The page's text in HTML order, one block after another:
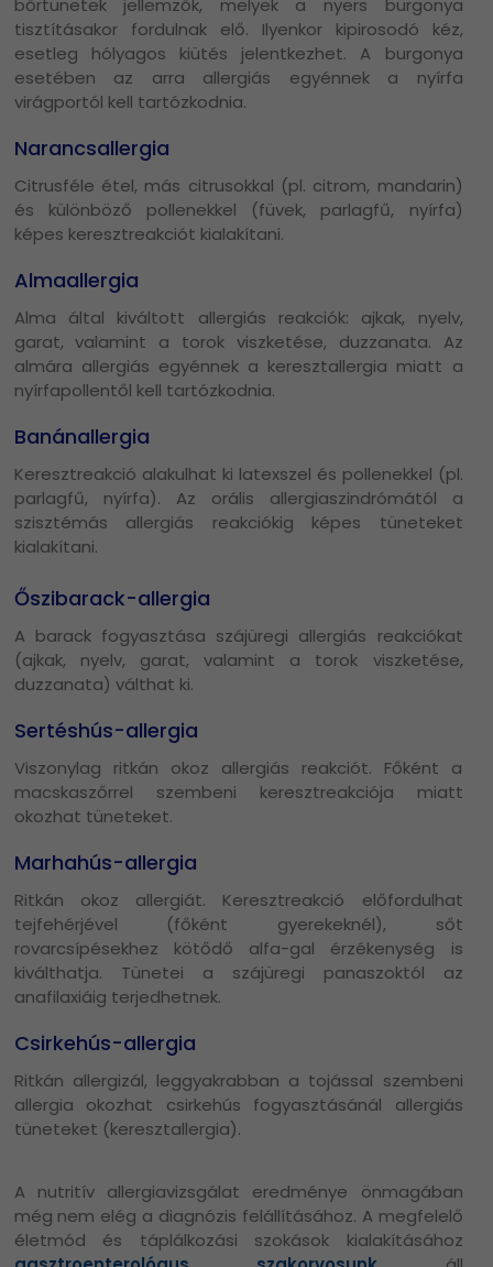
tisztításakor fordulnak elő. Ilyenkor kipirosodó kéz,
esetleg hólyagos kiütés jelentkezhet. A burgonya
esetében az arra allergiás egyénnek a nyírfa
virágportól kell tartózkodnia.
Narancsallergia
Citrusféle étel, más citrusokkal (pl. citrom, mandarin)
és különböző pollenekkel (füvek, parlagfű, nyírfa)
képes keresztreakciót kialakítani.
Almaallergia
Alma által kiváltott allergiás reakciók: ajkak, nyelv,
garat, valamint a torok viszketése, duzzanata. Az
almára allergiás egyénnek a keresztallergia miatt a
nyírfapollentől kell tartózkodnia.
Banánallergia
Keresztreakció alakulhat ki latexszel és pollenekkel (pl.
parlagfű, nyírfa). Az orális allergiaszindrómától a
szisztémás allergiás reakciókig képes tüneteket
kialakítani.
Őszibarack-allergia
A barack fogyasztása szájüregi allergiás reakciókat
(ajkak, nyelv, garat, valamint a torok viszketése,
duzzanata) válthat ki.
Sertéshús-allergia
Viszonylag ritkán okoz allergiás reakciót. Főként a
macskaszőrrel szembeni keresztreakciója miatt
okozhat tüneteket.
Marhahús-allergia
Ritkán okoz allergiát. Keresztreakció előfordulhat
tejfehérjével (főként gyerekeknél), sőt
rovarcsípésekhez kötődő alfa-gal érzékenység is
kiválthatja. Tünetei a szájüregi panaszoktól az
anafilaxiáig terjedhetnek.
Csirkehús-allergia
Ritkán allergizál, leggyakrabban a tojással szembeni
allergia okozhat csirkehús fogyasztásánál allergiás
tüneteket (keresztallergia).
A nutritív allergiavizsgálat eredménye önmagában
még nem elég a diagnózis felállításához. A megfelelő
életmód és táplálkozási szokások kialakításához